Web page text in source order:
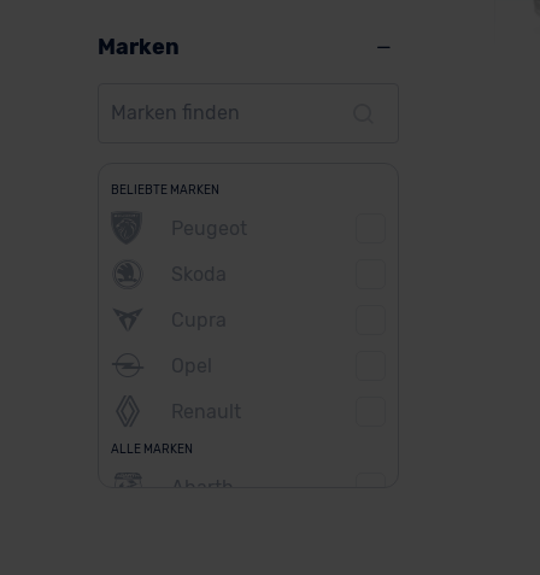
Marken
BELIEBTE MARKEN
Peugeot
Skoda
Cupra
Opel
Renault
ALLE MARKEN
Abarth